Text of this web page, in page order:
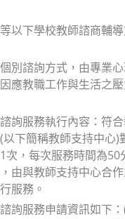
以下學校教師諮商輔
別諮詢方式，由專業
應教職工作與生活之
詢服務執行內容：符
下簡稱教師支持中心)
次，每次服務時間為50
由與教師支持中心合
服務。
詢服務申請資訊如下